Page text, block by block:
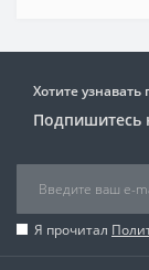
Хотите
Подпишитесь
Я прочитал